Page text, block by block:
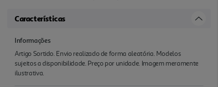
Características
Informações
Artigo Sortido. Envio realizado de forma aleatória. Modelos
sujeitos a disponibilidade. Preço por unidade. Imagem meramente
ilustrativa.